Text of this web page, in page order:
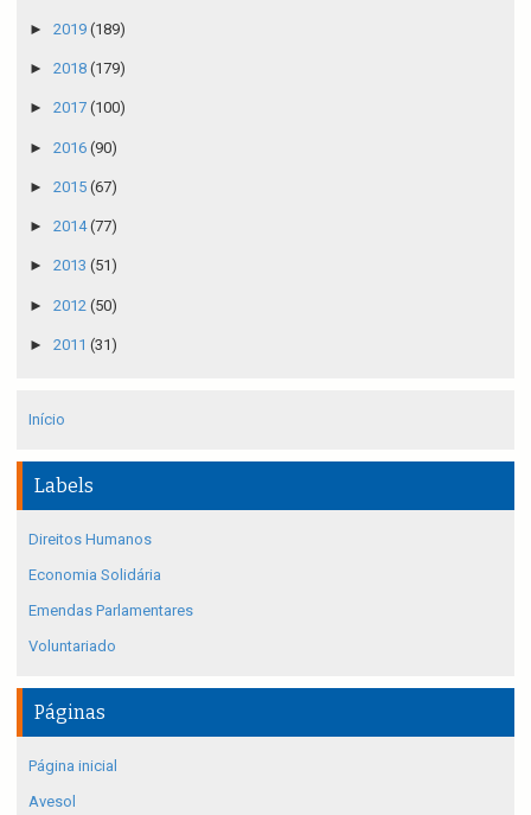
► 2019 (189)
► 2018 (179)
► 2017 (100)
► 2016 (90)
► 2015 (67)
► 2014(77)
► 2013 (51)
► 2012 (50)
► 2011 (31)
Início
Labels
Direitos Humanos
Economia Solidária
Emendas Parlamentares
Voluntariado
Páginas
Página inicial
Avesol